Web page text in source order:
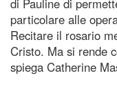
di Pauline di
particolare alle
Recitare il rosario
Cristo. Ma si rende
spiega Catherine